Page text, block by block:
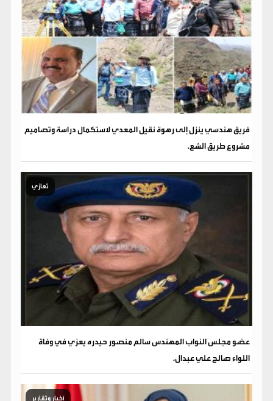
فريق هندسي ينزل إلى رهوة نقيل المعدي لاستكمال دراسة وتصاميم
مشروع طريق الشع.
تعازي
عضو مجلس النواب المهندس سالم منصور حيدره يعزي في وفاة
اللواء صالح علي عبدال.
أخبار وتقارير